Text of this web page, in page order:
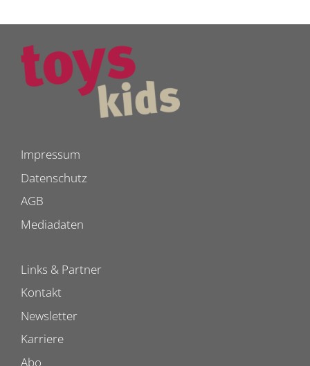
Impressum
Datenschutz
AGB
Mediadaten
Links & Partner
Kontakt
Newsletter
Karriere
Abo